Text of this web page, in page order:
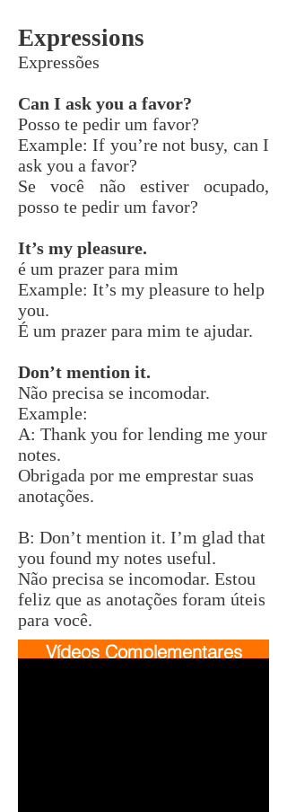
Expressions
Expressões
Can I ask you a favor?
Posso te pedir um favor?
Example: If you’re not busy, can I
ask you a favor?
Se você não estiver ocupado,
posso te pedir um favor?
It’s my pleasure.
é um prazer para mim
Example: It’s my pleasure to help
you.
É um prazer para mim te ajudar.
Don’t mention it.
Não precisa se incomodar.
Example:
A: Thank you for lending me your
notes.
Obrigada por me emprestar suas
anotações.
B: Don’t mention it. I’m glad that
you found my notes useful.
Não precisa se incomodar. Estou
feliz que as anotações foram úteis
para você.
Vídeos Complementares